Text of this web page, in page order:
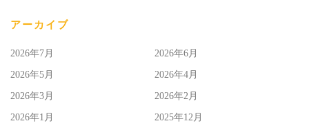
アーカイブ
2026年7月 2026年6月
2026年5月 2026年4月
2026年3月 2026年2月
2026年1月 2025年12月